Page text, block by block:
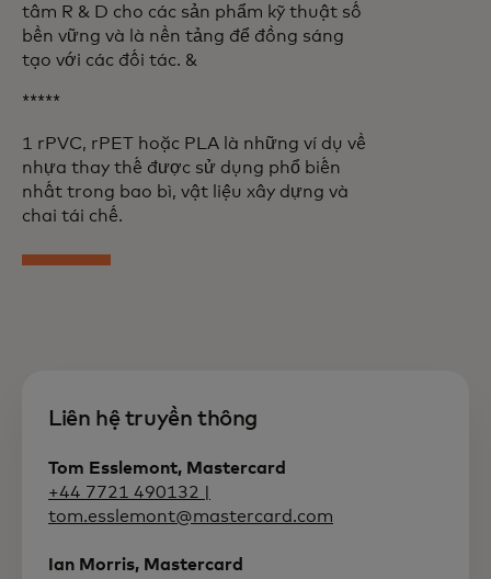
tâm R & D cho các sản phẩm kỹ thuật số
bền vững và là nền tảng để đồng sáng
tạo với các đối tác. &
*****
1 rPVC, rPET hoặc PLA là những ví dụ về
nhựa thay thế được sử dụng phổ biến
nhất trong bao bì, vật liệu xây dựng và
chai tái chế.
Liên hệ truyền thông
Tom Esslemont, Mastercard
+44 7721 490132 |
tom.esslemont@mastercard.com
Ian Morris, Mastercard